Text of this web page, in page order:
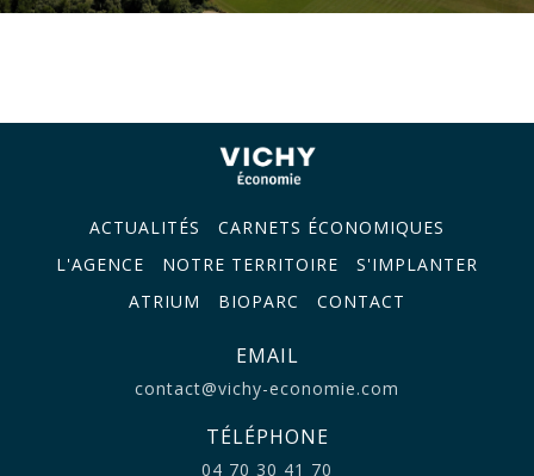
ACTUALITÉS
CARNETS ÉCONOMIQUES
L'AGENCE
NOTRE TERRITOIRE
S'IMPLANTER
ATRIUM
BIOPARC CONTACT
EMAIL
contact@vichy-economie.com
TÉLÉPHONE
04 70 30 41 70